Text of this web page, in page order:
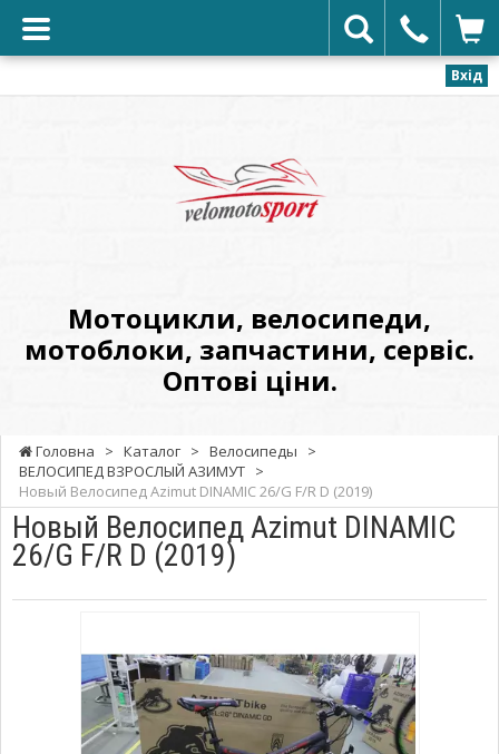
Вхід
Оптові
ціни.
Мотоцикли, велосипеди,
мотоблоки, запчастини, сервіс.
Оптові ціни.
Головна > Каталог > Велосипеды
>
ВЕЛОСИПЕД ВЗРОСЛЫЙ АЗИМУТ >
Новый Велосипед Azimut DINAMIC 26/G F/R D (2019)
Новый Велосипед Azimut DINAMIC
26/G F/R D (2019)